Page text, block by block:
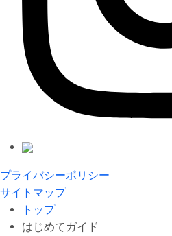
プライバシーポリシー
サイトマップ
トップ
はじめてガイド